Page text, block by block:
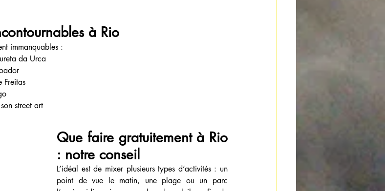
à Rio
immanquables :
da Urca
Freitas
street art
Que faire gratuitement à Rio
: notre conseil
L’idéal est de mixer plusieurs types d’activités : un
point de vue le matin, une plage ou un parc